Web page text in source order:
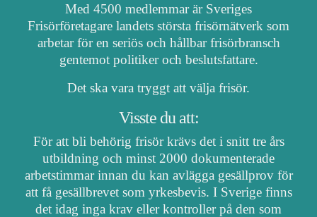
Med 4500 medlemmar är Sveriges
Frisörföretagare landets största frisörnätverk som
arbetar för en seriös och hållbar frisörbransch
gentemot politiker och beslutsfattare.
Det ska vara tryggt att välja frisör.
Visste du att:
För att bli behörig frisör krävs det i snitt tre års
utbildning och minst 2000 dokumenterade
arbetstimmar innan du kan avlägga gesällprov för
att få gesällbrevet som yrkesbevis. I Sverige finns
det idag inga krav eller kontroller på den som